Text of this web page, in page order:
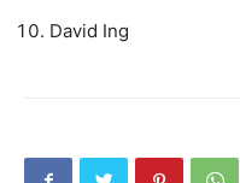
David Ing